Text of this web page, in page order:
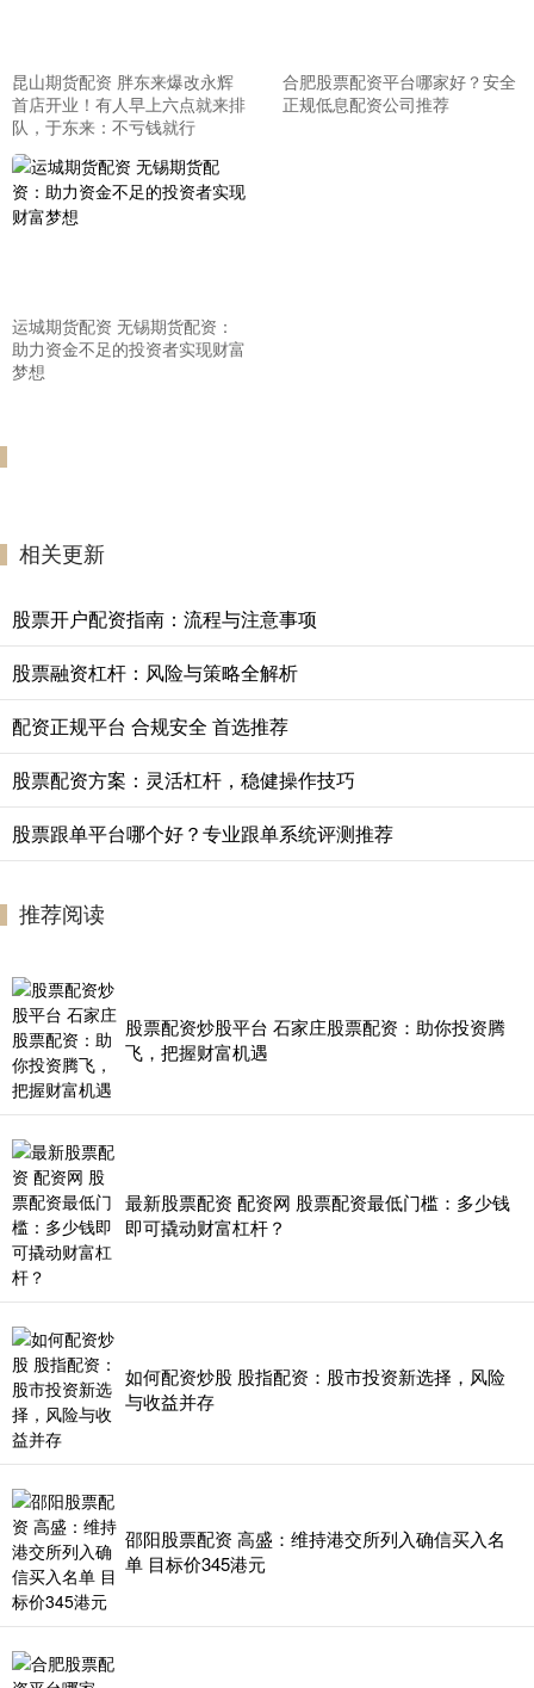
昆山期货配资 胖东来爆改永辉
首店开业！有人早上六点就来排
队，于东来：不亏钱就行
合肥股票配资平台哪家好？安全
正规低息配资公司推荐
运城期货配资 无锡期货配资：
助力资金不足的投资者实现财富
梦想
相关更新
股票开户配资指南：流程与注意事项
股票融资杠杆：风险与策略全解析
配资正规平台 合规安全 首选推荐
股票配资方案：灵活杠杆，稳健操作技巧
股票跟单平台哪个好？专业跟单系统评测推荐
推荐阅读
股票配资炒股平台 石家庄股票配资：助你投资腾
飞，把握财富机遇
最新股票配资 配资网 股票配资最低门槛：多少钱
即可撬动财富杠杆？
如何配资炒股 股指配资：股市投资新选择，风险
与收益并存
邵阳股票配资 高盛：维持港交所列入确信买入名
单 目标价345港元